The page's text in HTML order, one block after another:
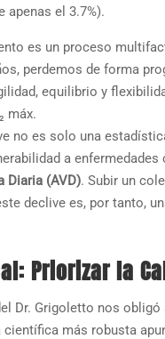
apenas el 3.7%).
es un proceso
perdemos de forma
equilibrio y
máx.
no es solo una
a
Diaria (AVD). Subir un
declive es, por tanto,
Priorizar la
Dr. Grigoletto nos
científica más robusta